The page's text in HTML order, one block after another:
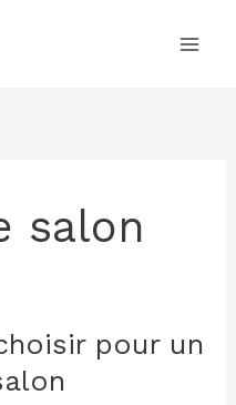
salon
pour un